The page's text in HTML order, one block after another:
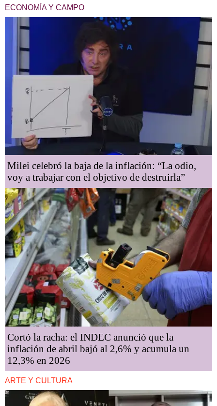
ECONOMÍA Y CAMPO
Milei celebró la baja de la inflación: “La odio,
voy a trabajar con el objetivo de destruirla”
Cortó la racha: el INDEC anunció que la
inflación de abril bajó al 2,6% y acumula un
12,3% en 2026
ARTE Y CULTURA